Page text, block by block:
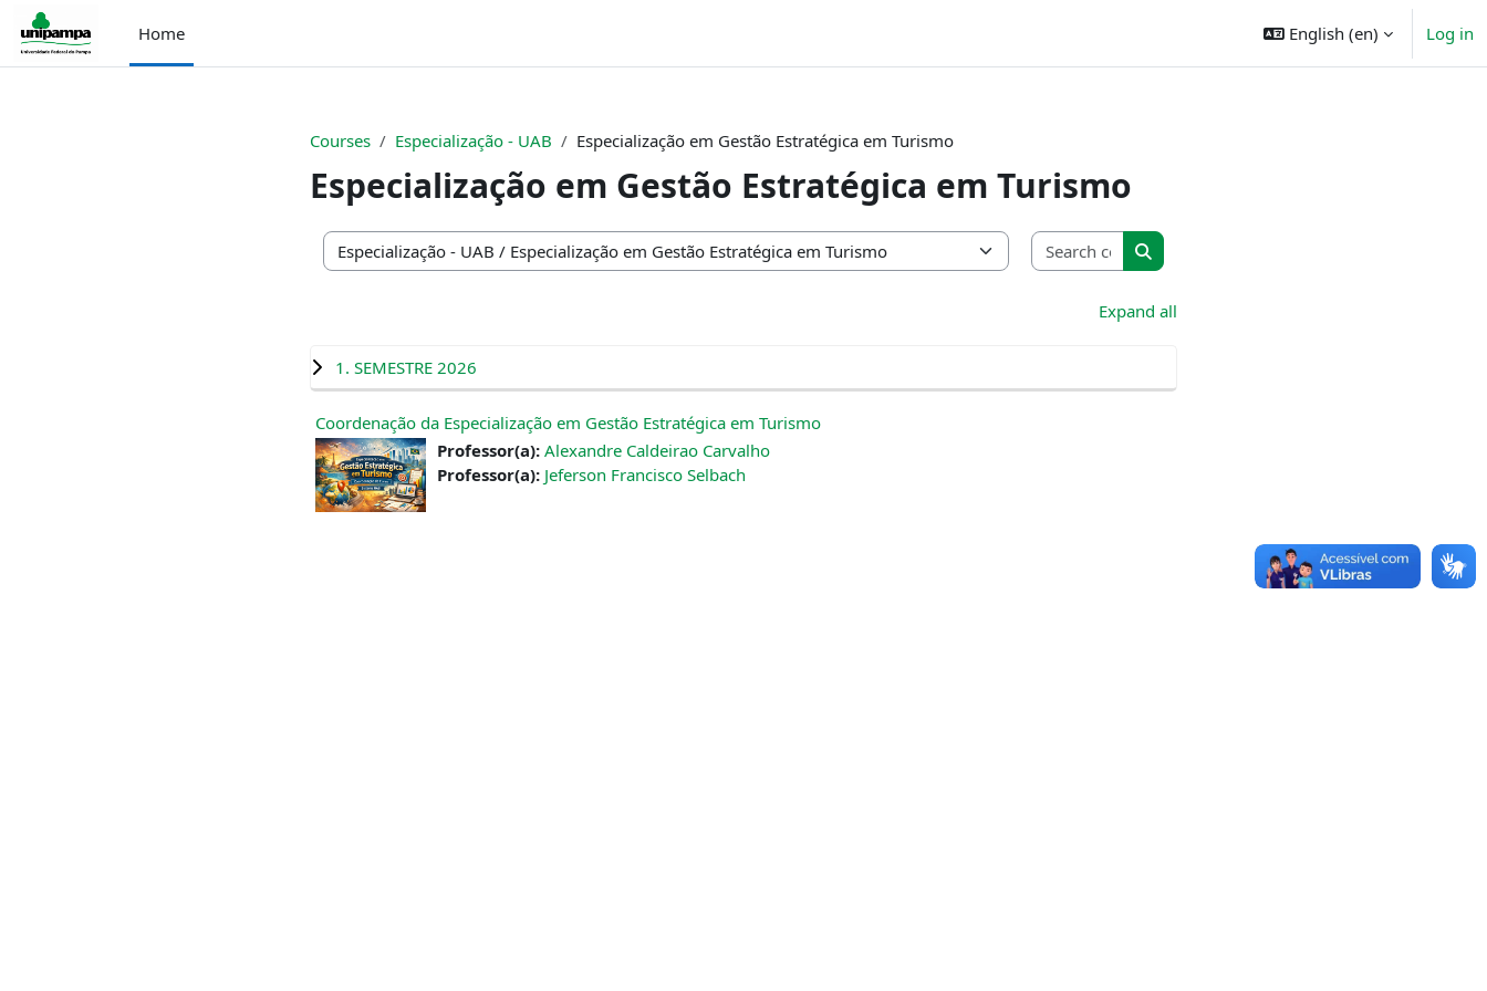
Skip to main content
Home
English ‎(en)‎ Log in
Courses Especialização - UAB Especialização em Gestão Estratégica em Turismo
Especialização em Gestão Estratégica em Turismo
Course categories
Search courses
Search courses
Expand all
1. SEMESTRE 2026
Coordenação da Especialização em Gestão Estratégica em Turismo
Professor(a): Alexandre Caldeirao Carvalho
Professor(a): Jeferson Francisco Selbach